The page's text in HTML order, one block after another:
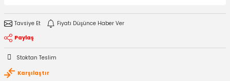
Tavsiye Et
Fiyatı Düşünce Haber Ver
Paylaş
Stoktan Teslim
Karşılaştır